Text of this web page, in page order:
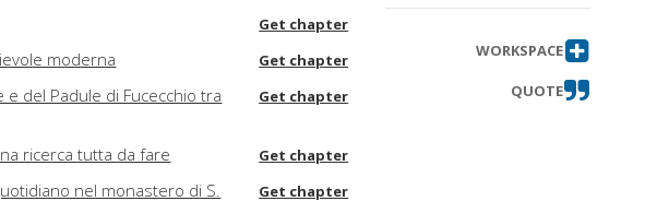
Get chapter
moderna Get chapter
del Padule di Fucecchio tra
Get chapter
ricerca tutta da fare Get chapter
nel monastero di S.
Get chapter
WORKSPACE
QUOTE